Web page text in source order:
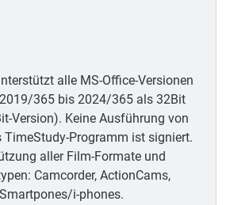
alle MS-Office-Versionen
365 bis 2024/365 als 32Bit
Version). Keine Ausführung von
TimeStudy-Programm ist signiert.
aller Film-Formate und
Camcorder, ActionCams,
Smartpones/i-phones.